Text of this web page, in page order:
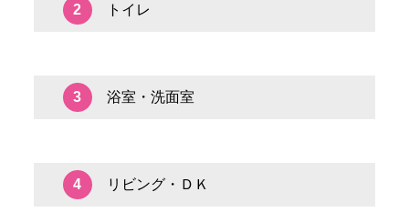
2 トイレ
3 浴室・洗面室
4 リビング・ＤＫ